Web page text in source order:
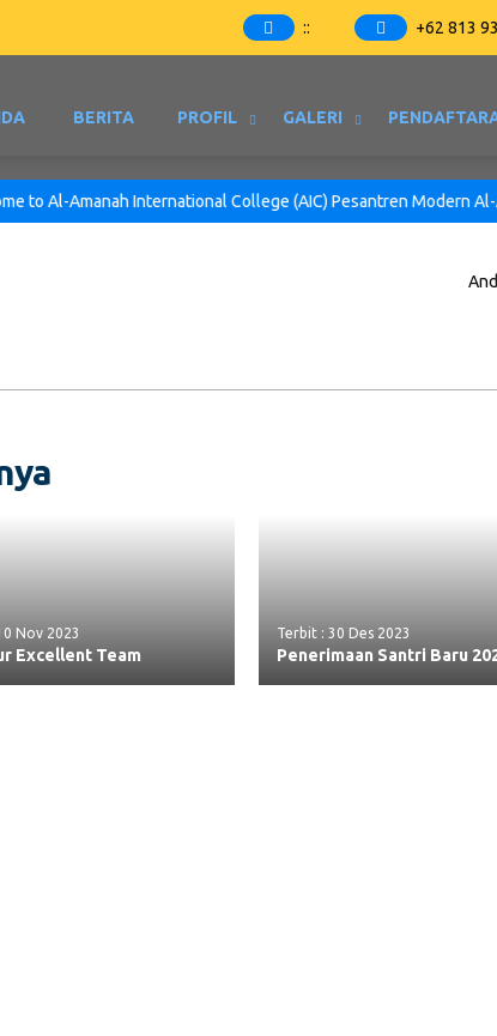
:: +62 813
BERITA PROFIL GALERI
to Al-Amanah International College (AIC) Pesantren Modern Al-
Nov 2023
Excellent Team
Terbit : 30 Des 2023
Penerimaan Santri Baru